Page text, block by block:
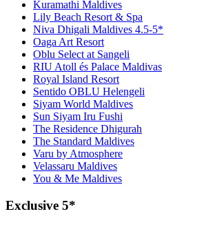
Kuramathi Maldives
Lily Beach Resort & Spa
Niva Dhigali Maldives 4.5-5*
Oaga Art Resort
Oblu Select at Sangeli
RIU Atoll és Palace Maldivas
Royal Island Resort
Sentido OBLU Helengeli
Siyam World Maldives
Sun Siyam Iru Fushi
The Residence Dhigurah
The Standard Maldives
Varu by Atmosphere
Velassaru Maldives
You & Me Maldives
Exclusive 5*